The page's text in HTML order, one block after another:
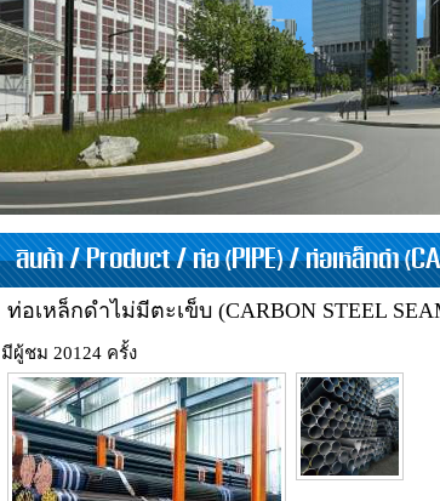
สินค้า / Product/ท่อ (PIPE)/ท่อเหล็กดำ
ท่อเหล็กดำไม่มีตะเข็บ (CARBON STEEL
มีผู้ชม 20124 ครั้ง